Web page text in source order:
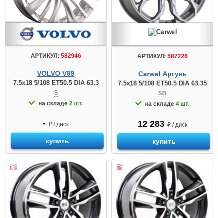
АРТИКУЛ: 582946
VOLVO V99
7.5x18 5/108 ET50.5 DIA 63.3
S
на складе 2 шт.
- ₽ / диск
купить
АРТИКУЛ: 587226
Carwel Аргунь
7.5x18 5/108 ET50.5 DIA 63.35
SB
на складе 4 шт.
12 283 ₽ / диск
купить